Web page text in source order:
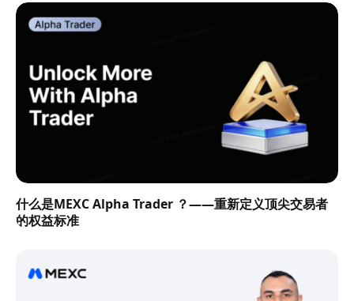
什么是MEXC Alpha Trader ？——重新定义顶尖交易者
的权益标准